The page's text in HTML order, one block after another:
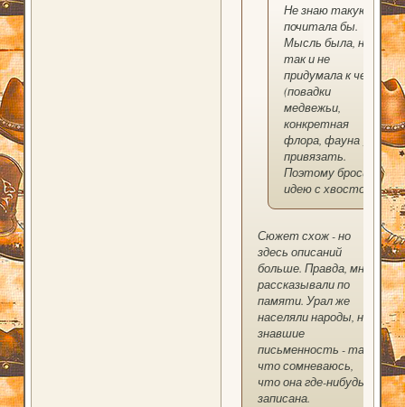
Не знаю такую,
почитала бы.
Мысль была, но
так и не
придумала к чему
(повадки
медвежьи,
конкретная
флора, фауна )
привязать.
Поэтому бросила
идею с хвостом.
Сюжет схож - но
здесь описаний
больше. Правда, мне
рассказывали по
памяти. Урал же
населяли народы, не
знавшие
письменность - так
что сомневаюсь,
что она где-нибудь
записана.